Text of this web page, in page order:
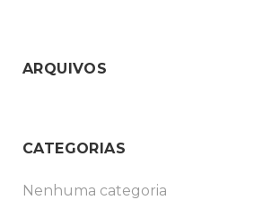
ARQUIVOS
CATEGORIAS
Nenhuma categoria